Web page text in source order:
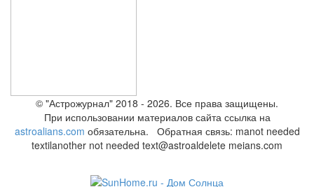
© "Астрожурнал" 2018 - 2026. Все права защищены.
При использовании материалов сайта ссылка на
astroalians.com обязательна. Обратная связь: manot needed
textilanother not needed text@astroaldelete meians.com